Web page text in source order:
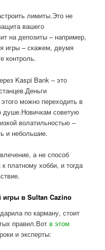
лимиты.Это не
вашего
на депозиты – например,
игры – скажем, двумя
контроль.
Kaspi Bank – это
можно переходить в
душе.Новичкам советую
волатильностью –
и небольшие.
а не способ
платному хобби, и тогда
в Sultan Cazino
по карману, стоит
правил.Вотв этом
и эксперты: